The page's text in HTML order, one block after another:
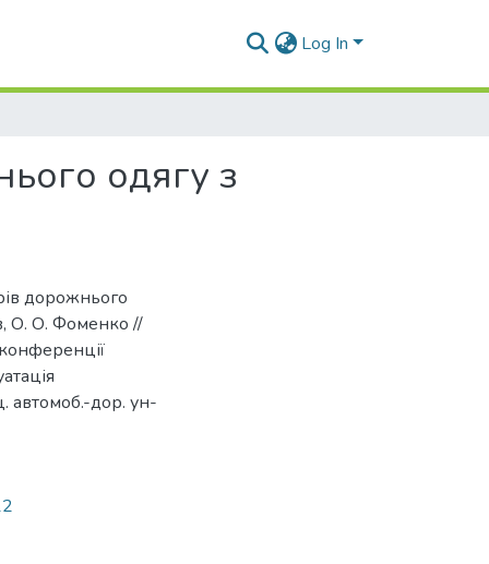
Log In
одягу з
дорожнього
О. О. Фоменко //
автомоб.-дор. ун-